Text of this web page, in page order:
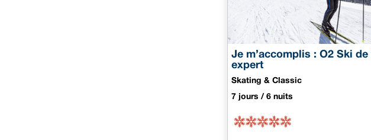
Je m’accomplis : O2 Ski
expert
Skating & Classic
7 jours / 6 nuits